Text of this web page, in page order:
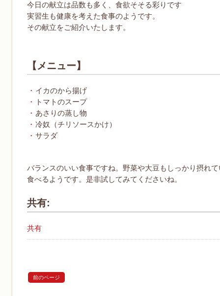
今日の献立は品数も多く、食欲そそる彩りです
実習生も健康を考えた食事のようです。
その献立をご紹介いたします。
【メニュー】
イカのから揚げ
トマトのスープ
あさりの蒸し物
冷奴（チリソースかけ）
サラダ
バランスのいい食事ですね。野菜や大豆もしっかり摂れ
食べるようです。是非試してみてくださいね。
共有:
共有
前のページ